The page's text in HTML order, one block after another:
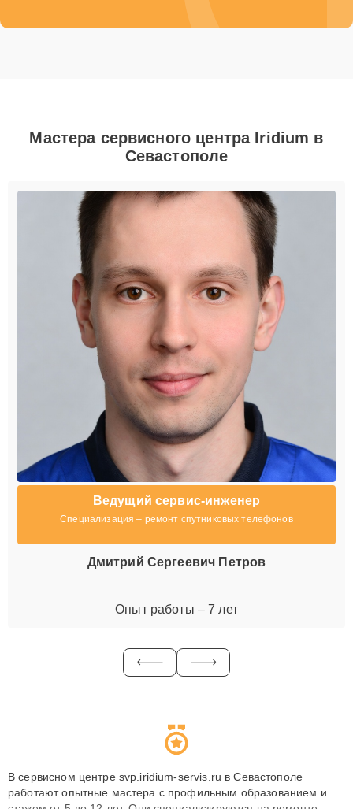
Мастера сервисного центра Iridium в
Севастополе
Ведущий сервис-инженер
Специализация – ремонт спутниковых телефонов
Дмитрий Сергеевич Петров
Опыт работы – 7 лет
В сервисном центре svp.iridium-servis.ru в Севастополе
работают опытные мастера с профильным образованием и